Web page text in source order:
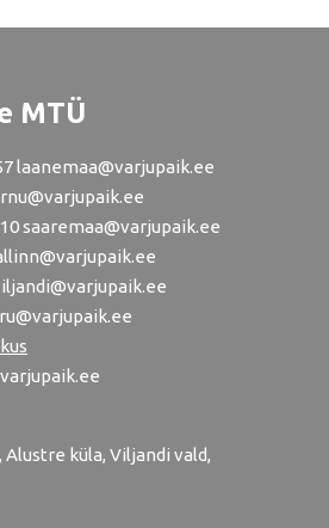
MTÜ
laanemaa@varjupaik.ee
saaremaa@varjupaik.ee
Alustre küla, Viljandi vald,